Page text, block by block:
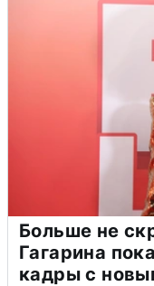
Больше не
Гагарина
кадры с